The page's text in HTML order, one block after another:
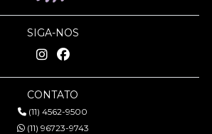
SIGA-NOS
CONTATO
(11) 4562-9500
(11) 96723-9743